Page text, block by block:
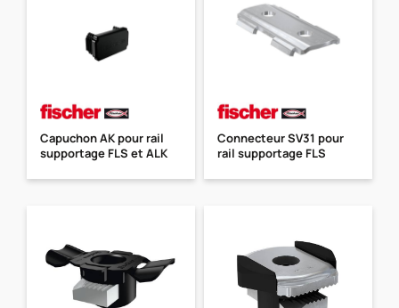
Capuchon AK pour rail
supportage FLS et ALK
Connecteur SV31 pour
rail supportage FLS